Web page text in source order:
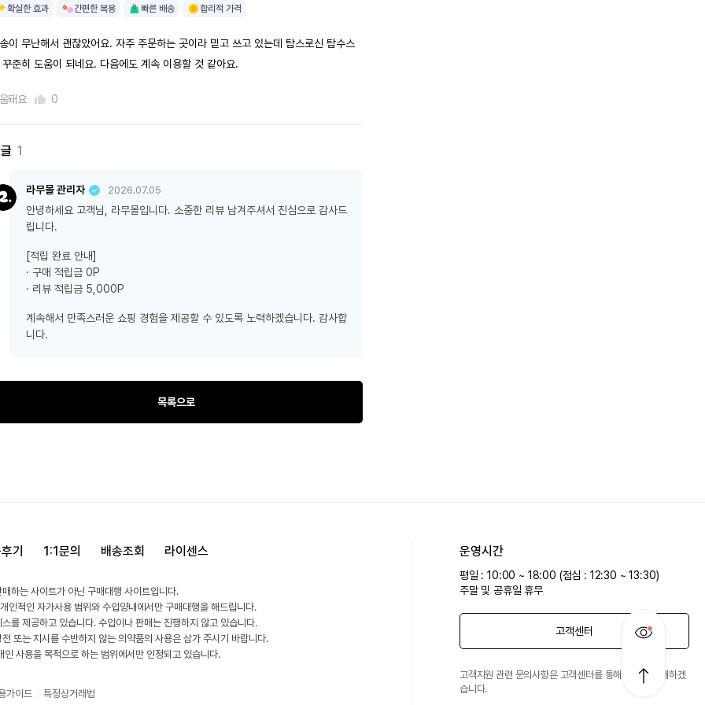
확실한 효과 간편한 복용 빠른 배송 합리적 가격
이 무난해서 괜찮았어요. 자주 주문하는 곳이라 믿고 쓰고 있는데 탐스로신 탐수스
꾸준히 도움이 되네요. 다음에도 계속 이용할 것 같아요.
돼요 0
1
라무몰 관리자 2026.07.05
안녕하세요 고객님, 라무몰입니다. 소중한 리뷰 남겨주셔서 진심으로 감사드
립니다.
[적립 완료 안내]
· 구매 적립금 0P
· 리뷰 적립금 5,000P
계속해서 만족스러운 쇼핑 경험을 제공할 수 있도록 노력하겠습니다. 감사합
니다.
목록으로
기 1:1문의 배송조회 라이센스
하는 사이트가 아닌 구매대행 사이트입니다.
인적인 자가사용 범위와 수입양내에서만 구매대행을 해드립니다.
를 제공하고 있습니다. 수입이나 판매는 진행하지 않고 있습니다.
또는 지시를 수반하지 않는 의약품의 사용은 삼가 주시기 바랍니다.
사용을 목적으로 하는 범위에서만 인정되고 있습니다.
가이드 특정상거래법
운영시간
평일 : 10:00 ~ 18:00 (점심 : 12:30 ~ 13:30)
주말 및 공휴일 휴무
고객센터
고객지원 관련 문의사항은 고객센터를 통해 친절히 안내하겠
습니다.